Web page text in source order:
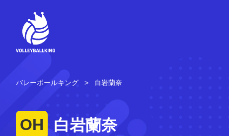
バレーボールキング 白岩蘭奈
OH 白岩蘭奈